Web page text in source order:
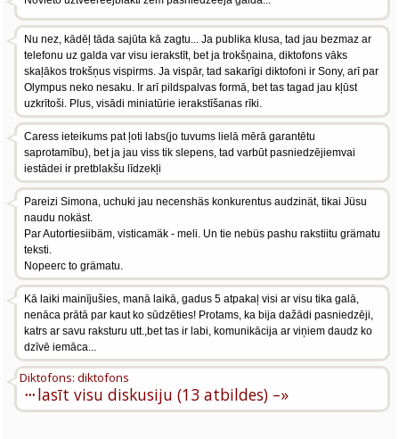
Nu nez, kādēļ tāda sajūta kā zagtu... Ja publika klusa, tad jau bezmaz ar
telefonu uz galda var visu ierakstīt, bet ja trokšņaina, diktofons vāks
skaļākos trokšņus vispirms. Ja vispār, tad sakarīgi diktofoni ir Sony, arī par
Olympus neko nesaku. Ir arī pildspalvas formā, bet tas tagad jau kļūst
uzkrītoši. Plus, visādi miniatūrie ierakstīšanas rīki.
Caress ieteikums pat ļoti labs(jo tuvums lielā mērā garantētu
saprotamību), bet ja jau viss tik slepens, tad varbūt pasniedzējiemvai
iestādei ir pretblakšu līdzekļi
Pareizi Simona, uchuki jau necenshäs konkurentus audzinät, tikai Jüsu
naudu nokäst.
Par Autortiesiibäm, visticamäk - meli. Un tie nebüs pashu rakstiitu grämatu
teksti.
Nopeerc to grämatu.
Kā laiki mainījušies, manā laikā, gadus 5 atpakaļ visi ar visu tika galā,
nenāca prātā par kaut ko sūdzēties! Protams, ka bija dažādi pasniedzēji,
katrs ar savu raksturu utt.,bet tas ir labi, komunikācija ar viņiem daudz ko
dzīvē iemāca...
···
Diktofons: diktofons
lasīt visu diskusiju (13 atbildes) –»